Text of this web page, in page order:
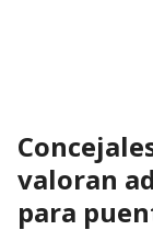
valoran
para